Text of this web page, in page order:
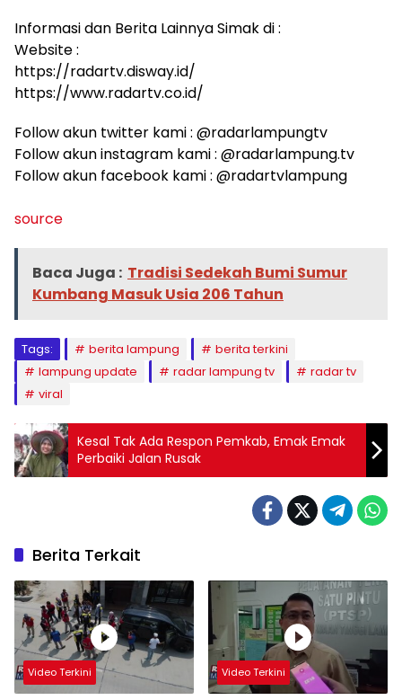
Informasi dan Berita Lainnya Simak di :
Website :
https://radartv.disway.id/
https://www.radartv.co.id/
Follow akun twitter kami : @radarlampungtv
Follow akun instagram kami : @radarlampung.tv
Follow akun facebook kami : @radartvlampung
source
Baca Juga : Tradisi Sedekah Bumi Sumur
Kumbang Masuk Usia 206 Tahun
Tags: berita lampung
berita terkini
lampung update
radar lampung tv
radar tv
viral
Kesal Tak Ada Respon Pemkab, Emak Emak
Perbaiki Jalan Rusak
Berita Terkait
Video Terkini Video Terkini